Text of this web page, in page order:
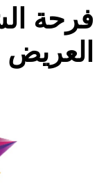
فرحة
العريض